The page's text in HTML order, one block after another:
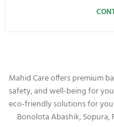
Mahid Care offers premium
safety, and well-being for
eco-friendly solutions for
Bonolota Abashik, Sopura,